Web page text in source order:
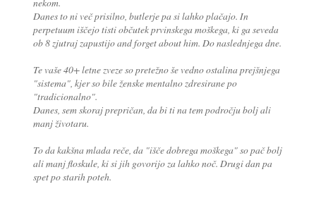
Danes to ni več prisilno, butlerje pa si lahko plačajo. In
perpetuum iščejo tisti občutek prvinskega moškega, ki ga seveda
ob 8 zjutraj zapustijo and forget about him. Do naslednjega dne.
Te vaše 40+ letne zveze so pretežno še vedno ostalina prejšnjega
"sistema", kjer so bile ženske mentalno zdresirane po
"tradicionalno".
Danes, sem skoraj prepričan, da bi ti na tem področju bolj ali
manj životaru.
To da kakšna mlada reče, da "išče dobrega moškega" so pač bolj
ali manj floskule, ki si jih govorijo za lahko noč. Drugi dan pa
spet po starih poteh.